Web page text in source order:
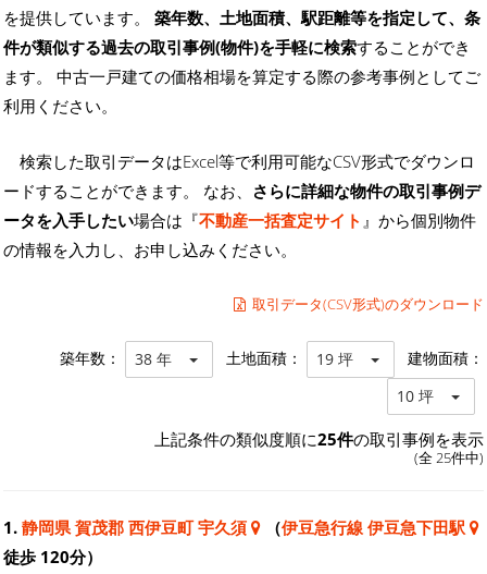
を提供しています。 築年数、土地面積、駅距離等を指定して、条
件が類似する過去の取引事例(物件)を手軽に検索することができ
ます。 中古一戸建ての価格相場を算定する際の参考事例としてご
利用ください。
検索した取引データはExcel等で利用可能なCSV形式でダウンロ
ードすることができます。 なお、 さらに詳細な物件の取引事例デ
ータを入手したい場合は『不動産一括査定サイト 』から個別物件
の情報を入力し、お申し込みください。
取引データ(CSV形式)のダウンロード
築年数： 38 年 土地面積： 19 坪 建物面積：
10 坪
上記条件の類似度順に25件の取引事例を表示
(全 25件中)
1. 静岡県 賀茂郡 西伊豆町 宇久須 （伊豆急行線 伊豆急下田駅
徒歩 120分）